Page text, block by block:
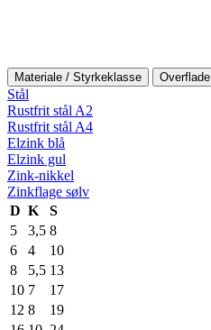
Materiale / Styrkeklasse Overflade
Stål
Rustfrit stål A2
Rustfrit stål A4
Elzink blå
Elzink gul
Zink-nikkel
Zinkflage sølv
D K
S
5
3,5 8
6
4
10
8
5,5 13
10 7
17
12 8
19